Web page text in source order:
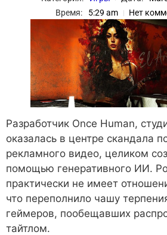
Время:
5:29 am Нет
Разработчик Once Human,
оказалась в центре скандала
рекламного видео, целиком
помощью генеративного ИИ.
практически не имеет
что переполнило чашу
геймеров, пообещавших
тайтлом.